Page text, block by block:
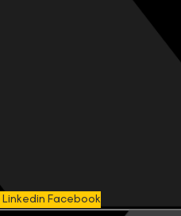
LinkedinFacebook